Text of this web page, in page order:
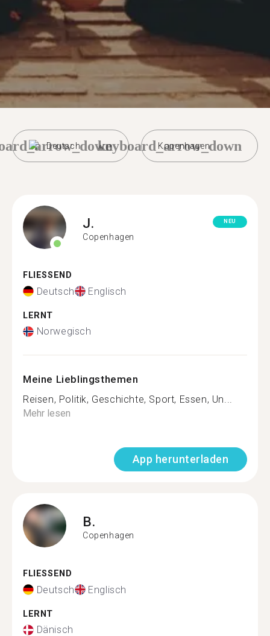
Deutsch Kopenhagen
keyboard_arrow_down
J.
Copenhagen
NEU
FLIESSEND
Deutsch Englisch
LERNT
Norwegisch
Meine Lieblingsthemen
Reisen, Politik, Geschichte, Sport, Essen, Un...
Mehr lesen
App herunterladen
B.
Copenhagen
FLIESSEND
Deutsch Englisch
LERNT
Dänisch